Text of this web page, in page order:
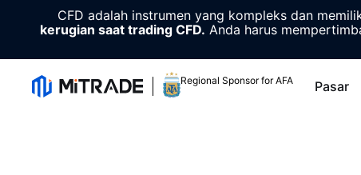
CFD adalah instrumen yang kompleks dan
kerugian saat trading CFD. Anda harus
Regional Sponsor for AFA Pasar